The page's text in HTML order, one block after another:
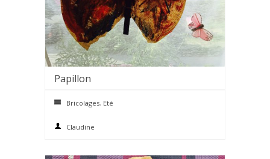
0 comments
Papillon
Bricolages, Eté
Claudine